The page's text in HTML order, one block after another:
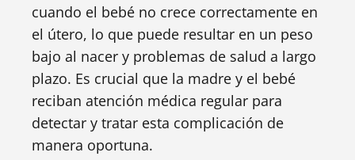
cuando el bebé no crece correctamente en
el útero, lo que puede resultar en un peso
bajo al nacer y problemas de salud a largo
plazo. Es crucial que la madre y el bebé
reciban atención médica regular para
detectar y tratar esta complicación de
manera oportuna.